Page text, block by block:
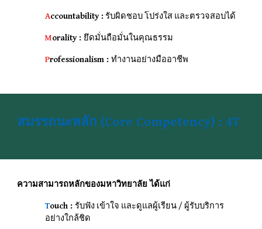
Accountability : รับผิดชอบ โปร่งใส และตรวจสอบได้
Morality : ยึดมั่นถือมั่นในคุณธรรม
Professionalism :ทำงานอย่างมืออาชีพ
สมรรถนะหลัก (Core Competency) : 4T
ความสามารถหลักของมหาวิทยาลัย ได้แก่
Touch :รับฟัง เข้าใจ และดูแลผู้เรียน / ผู้รับบริการ
อย่างใกล้ชิด